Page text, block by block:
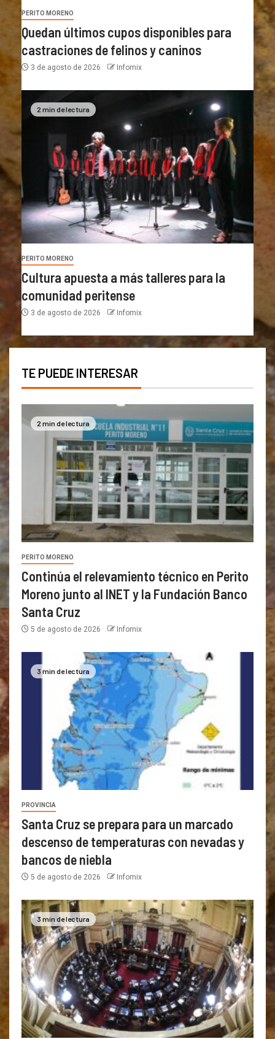
PERITO MORENO
Quedan últimos cupos disponibles para
castraciones de felinos y caninos
3 de agosto de 2026 Infomix
2 min de lectura
PERITO MORENO
Cultura apuesta a más talleres para la
comunidad peritense
3 de agosto de 2026 Infomix
TE PUEDE INTERESAR
2 min de lectura
PERITO MORENO
Continúa el relevamiento técnico en Perito
Moreno junto al INET y la Fundación Banco
Santa Cruz
5 de agosto de 2026 Infomix
3 min de lectura
PROVINCIA
Santa Cruz se prepara para un marcado
descenso de temperaturas con nevadas y
bancos de niebla
5 de agosto de 2026 Infomix
3 min de lectura